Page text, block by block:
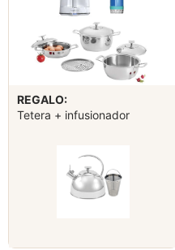
REGALO:
Tetera + infusionador